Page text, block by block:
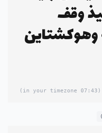
وقف
الأعمال العدائية وهوكشتاين
(07:43 in your timezone)